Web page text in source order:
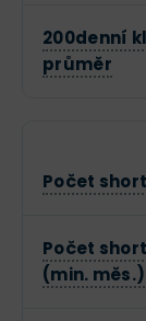
200denní
průměr
Počet
Počet
(min. měs.)